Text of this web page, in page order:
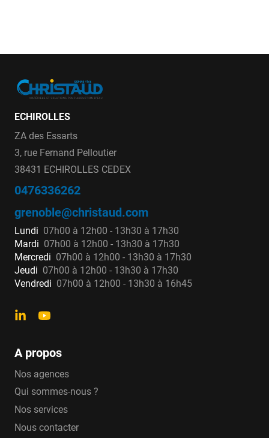
ECHIROLLES
ZA des Essarts
3, rue Fernand Pelloutier
38431 ECHIROLLES CEDEX
0476336262
grenoble@christaud.com
Lundi 07h00 à 12h00 - 13h30 à 17h30
Mardi 07h00 à 12h00 - 13h30 à 17h30
Mercredi 07h00 à 12h00 - 13h30 à 17h30
Jeudi 07h00 à 12h00 - 13h30 à 17h30
Vendredi 07h00 à 12h00 - 13h30 à 16h45
A propos
Nos agences
Qui sommes-nous ?
Nos services
Nous contacter